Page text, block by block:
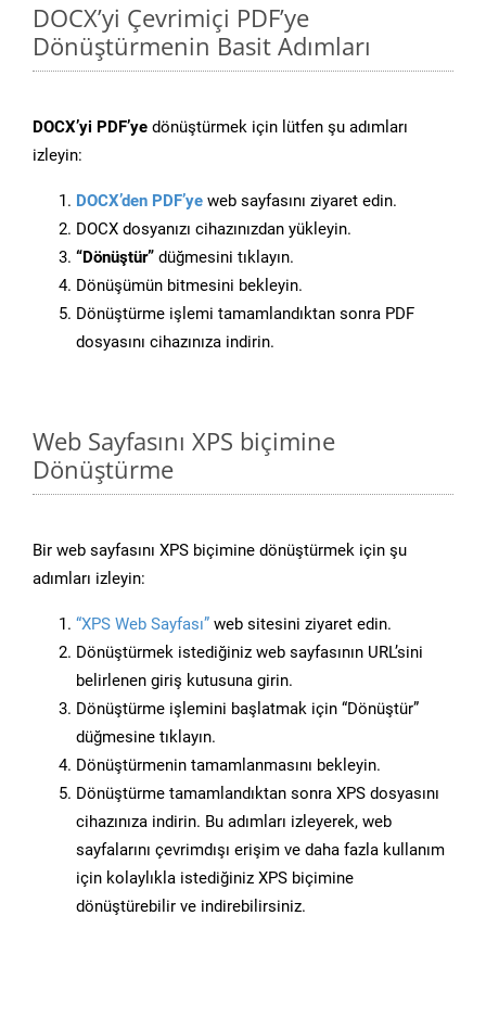
DOCX’yi Çevrimiçi PDF’ye
Dönüştürmenin Basit Adımları
DOCX’yi PDF’ye dönüştürmek için lütfen şu adımları
izleyin:
DOCX’den PDF’ye web sayfasını ziyaret edin.
DOCX dosyanızı cihazınızdan yükleyin.
“Dönüştür” düğmesini tıklayın.
Dönüşümün bitmesini bekleyin.
Dönüştürme işlemi tamamlandıktan sonra PDF
dosyasını cihazınıza indirin.
Web Sayfasını XPS biçimine
Dönüştürme
Bir web sayfasını XPS biçimine dönüştürmek için şu
adımları izleyin:
“XPS Web Sayfası” web sitesini ziyaret edin.
Dönüştürmek istediğiniz web sayfasının URL’sini
belirlenen giriş kutusuna girin.
Dönüştürme işlemini başlatmak için “Dönüştür”
düğmesine tıklayın.
Dönüştürmenin tamamlanmasını bekleyin.
Dönüştürme tamamlandıktan sonra XPS dosyasını
cihazınıza indirin. Bu adımları izleyerek, web
sayfalarını çevrimdışı erişim ve daha fazla kullanım
için kolaylıkla istediğiniz XPS biçimine
dönüştürebilir ve indirebilirsiniz.